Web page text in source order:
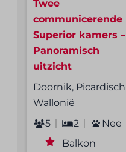
Twee
communicerende
Superior kamers –
Panoramisch
uitzicht
Doornik, Picardisch
Wallonië
5
2
Nee
Balkon